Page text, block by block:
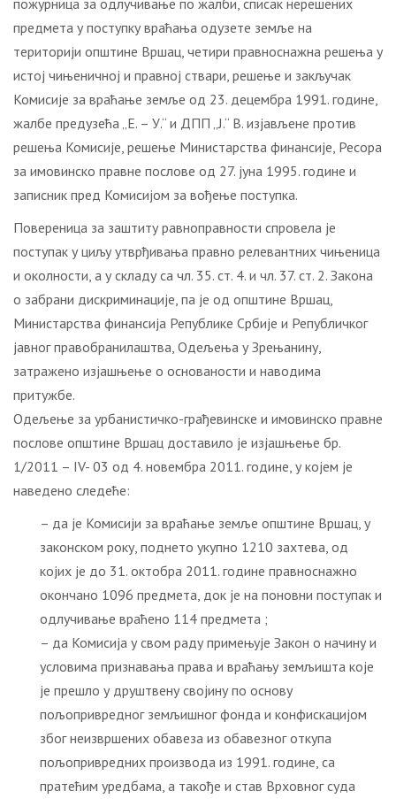
пожурница за одлучивање по жалби, списак нерешених
предмета у поступку враћања одузете земље на
територији општине Вршац, четири правноснажна решења у
истој чињеничној и правној ствари, решење и закључак
Комисије за враћање земље од 23. децембра 1991. године,
жалбе предузећа „Е. – У.“ и ДПП „Ј.“ В. изјављене против
решења Комисије, решење Министарства финансије, Ресора
за имовинско правне послове од 27. јуна 1995. године и
записник пред Комисијом за вођење поступка.
Повереница за заштиту равноправности спровела је
поступак у циљу утврђивања правно релевантних чињеница
и околности, a у складу са чл. 35. ст. 4. и чл. 37. ст. 2. Закона
о забрани дискриминације, па је од општине Вршац,
Министарства финансија Републике Србије и Републичког
јавног правобранилаштва, Одељења у Зрењанину,
затражено изјашњење о основаности и наводима
притужбе.
Одељење за урбанистичко-грађевинске и имовинско правне
послове општине Вршац доставило је изјашњење бр.
1/2011 – IV- 03 од 4. новембра 2011. године, у којем је
наведено следеће:
– да је Комисији за враћање земље општине Вршац, у
законском року, поднето укупно 1210 захтева, од
којих је до 31. октобра 2011. године правноснажно
окончано 1096 предмета, док је на поновни поступак и
одлучивање враћено 114 предмета ;
– да Комисија у свом раду примењује Закон о начину и
условима признавања права и враћању земљишта које
је прешло у друштвену својину по основу
пољопривредног земљишног фонда и конфискацијом
због неизвршених обавеза из обавезног откупа
пољопривредних производа из 1991. године, са
пратећим уредбама, а такође и став Врховног суда